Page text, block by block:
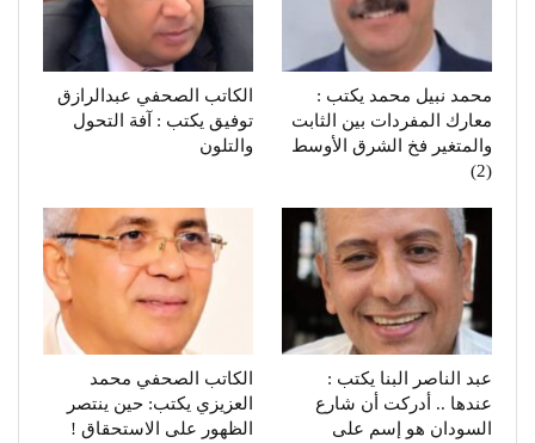
محمد نبيل محمد يكتب :
معارك المفردات بين الثابت
والمتغير فخ الشرق الأوسط
(2)
الكاتب الصحفي عبدالرازق
توفيق يكتب : آفة التحول
والتلون
عبد الناصر البنا يكتب :
عندها .. أدركت أن شارع
السودان هو إسم على
الكاتب الصحفي محمد
العزيزي يكتب: حين ينتصر
الظهور على الاستحقاق !